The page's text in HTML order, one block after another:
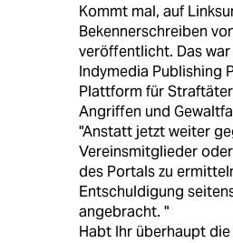
Kommt mal, auf
Bekennerschreiben
veröffentlicht. Das
Indymedia Publishing
Plattform für
Angriffen und
"Anstatt jetzt weiter
Vereinsmitglieder
des Portals zu
Entschuldigung
angebracht. "
Habt Ihr überhaupt